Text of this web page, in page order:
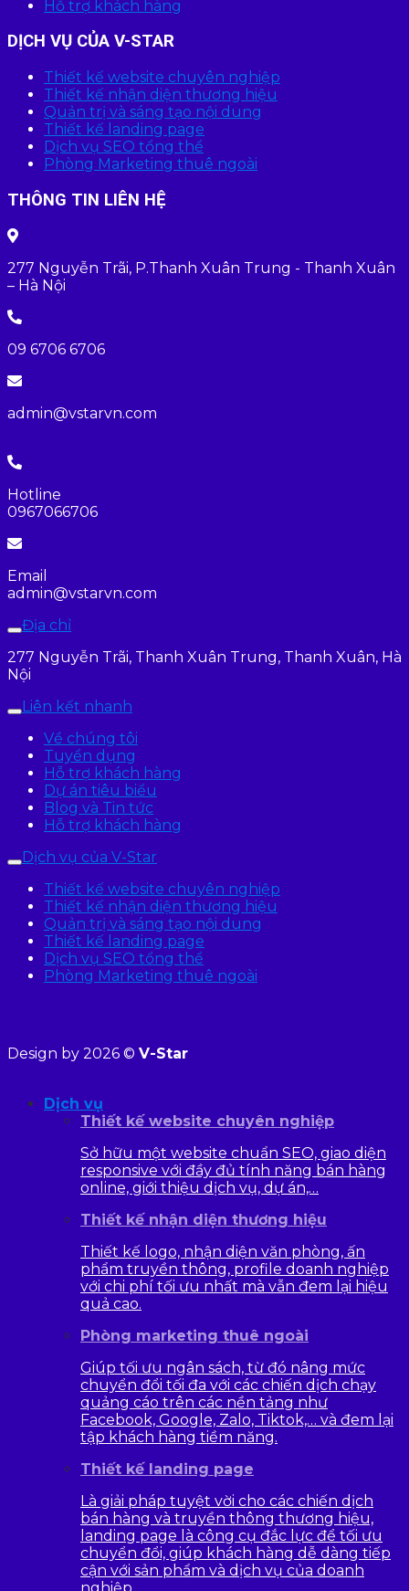
Hỗ trợ khách hàng
DỊCH VỤ CỦA V-STAR
Thiết kế website chuyên nghiệp
Thiết kế nhận diện thương hiệu
Quản trị và sáng tạo nội dung
Thiết kế landing page
Dịch vụ SEO tổng thể
Phòng Marketing thuê ngoài
THÔNG TIN LIÊN HỆ
277 Nguyễn Trãi, P.Thanh Xuân Trung - Thanh Xuân
– Hà Nội
09 6706 6706
admin@vstarvn.com
Hotline
0967066706
Email
admin@vstarvn.com
Địa chỉ
277 Nguyễn Trãi, Thanh Xuân Trung, Thanh Xuân, Hà
Nội
Liên kết nhanh
Về chúng tôi
Tuyển dụng
Hỗ trợ khách hàng
Dự án tiêu biểu
Blog và Tin tức
Hỗ trợ khách hàng
Dịch vụ của V-Star
Thiết kế website chuyên nghiệp
Thiết kế nhận diện thương hiệu
Quản trị và sáng tạo nội dung
Thiết kế landing page
Dịch vụ SEO tổng thể
Phòng Marketing thuê ngoài
Design by 2026 © V-Star
Dịch vụ
Thiết kế website chuyên nghiệp
Sở hữu một website chuẩn SEO, giao diện
responsive với đầy đủ tính năng bán hàng
online, giới thiệu dịch vụ, dự án,…
Thiết kế nhận diện thương hiệu
Thiết kế logo, nhận diện văn phòng, ấn
phẩm truyền thông, profile doanh nghiệp
với chi phí tối ưu nhất mà vẫn đem lại hiệu
quả cao.
Phòng marketing thuê ngoài
Giúp tối ưu ngân sách, từ đó nâng mức
chuyển đổi tối đa với các chiến dịch chạy
quảng cáo trên các nền tảng như
Facebook, Google, Zalo, Tiktok,… và đem lại
tập khách hàng tiềm năng.
Thiết kế landing page
Là giải pháp tuyệt vời cho các chiến dịch
bán hàng và truyền thông thương hiệu,
landing page là công cụ đắc lực để tối ưu
chuyển đổi, giúp khách hàng dễ dàng tiếp
cận với sản phẩm và dịch vụ của doanh
nghiệp